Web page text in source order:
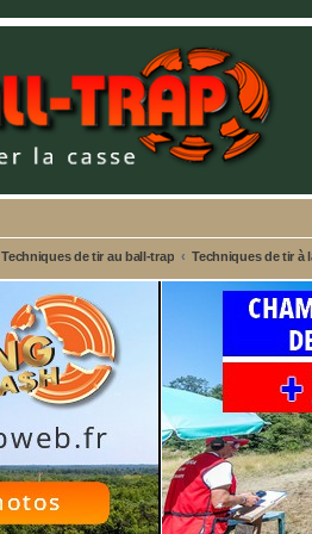
Techniques de tir au ball-trap